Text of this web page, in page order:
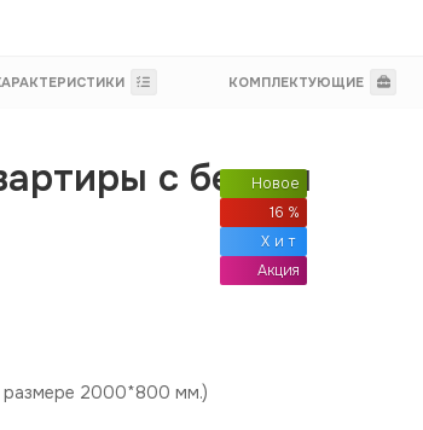
КОМПЛЕКТУЮЩИЕ
Новое
16 %
Хит
Акция
с белым
размере 2000*800 мм.)